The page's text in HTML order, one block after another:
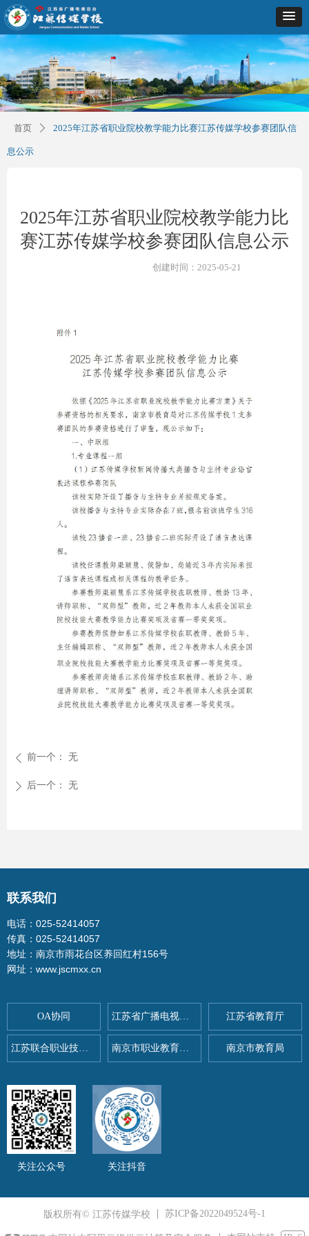
2025年江苏省职业院校教学能力比
赛江苏传媒学校参赛团队信息公示
ꄴ 前一个： 无
ꄲ 后一个： 无
创建时间： 2025-05-21
首页 ꄲ 2025年江苏省职业院校教学能力比赛江苏传媒学校参赛团队信
息公示
关注公众号 关注抖音
联系我们
电话：025-52414057
传真：025-52414057
地址：南京市雨花台区养回红村156号
网址：www.jscmxx.cn
OA协同 江苏省广播电视总台
江苏联合职业技术学院 南京市职业教育与社会教育
江苏省教育厅
南京市教育局
版权所有© 江苏传媒学校 苏ICP备2022049524号-1